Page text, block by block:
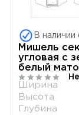
В
Мишель
угловая с
белый
Ширина
Высота
Глубина